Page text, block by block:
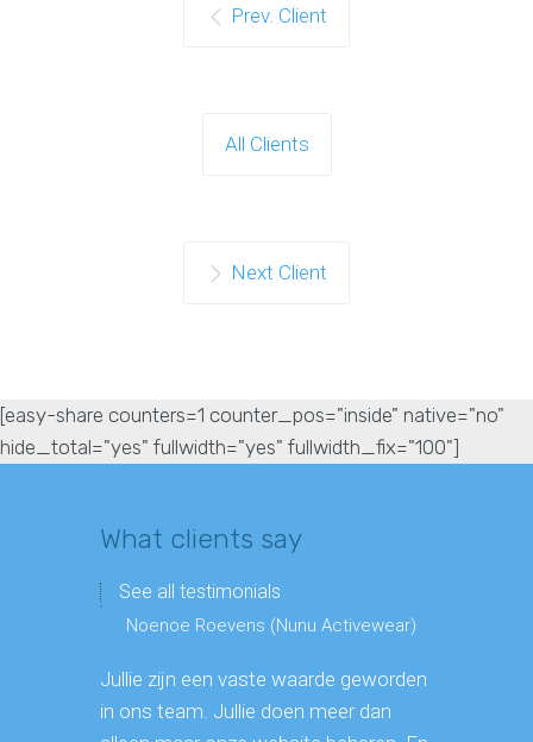
Prev. Client
All Clients
Next Client
[easy-share counters=1 counter_pos="inside" native="no"
hide_total="yes" fullwidth="yes" fullwidth_fix="100"]
What clients say
See all testimonials
Noenoe Roevens (Nunu Activewear)
Jullie zijn een vaste waarde geworden
in ons team. Jullie doen meer dan